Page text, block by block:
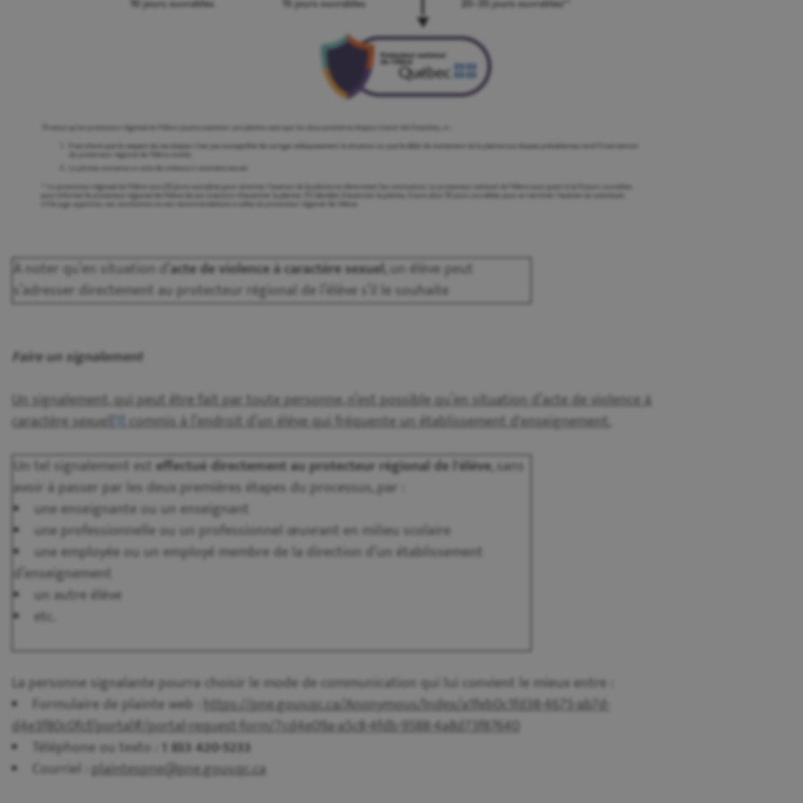
À noter qu’en situation d’ acte de violence à caractère sexuel , un élève peut
s’adresser directement au protecteur régional de l’élève s’il le souhaite
Faire un signalement
Un signalement, qui peut être fait par toute personne, n’est possible qu’en situation d’acte de violence à
caractère sexuel [1] commis à l’endroit d’un élève qui fréquente un établissement d'enseignement.
Un tel signalement esteffectué directement au protecteur régional de l'élève , sans
avoir à passer par les deux premières étapes du processus, par :
une enseignante ou un enseignant
une professionnelle ou un professionnel œuvrant en milieu scolaire
une employée ou un employé membre de la direction d’un établissement
d’enseignement
un autre élève
etc.
La personne signalante pourra choisir le mode de communication qui lui convient le mieux entre :
Formulaire de plainte web : https://pne.gouv.qc.ca/Anonymous/Index/a1feb0c1fd38-4675-ab7d-
d4e3f80c0fcf/portal#/portal-request-form/7cd4e09a-a5c8-4fdb-9588-4a8d73f87640
Téléphone ou texto : 1 833 420-5233
Courriel : plaintespne@pne.gouv.qc.ca